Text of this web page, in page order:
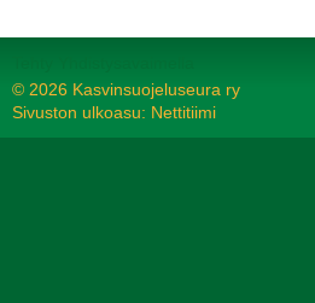
© 2026 Kasvinsuojeluseura ry
Sivuston ulkoasu: Nettitiimi